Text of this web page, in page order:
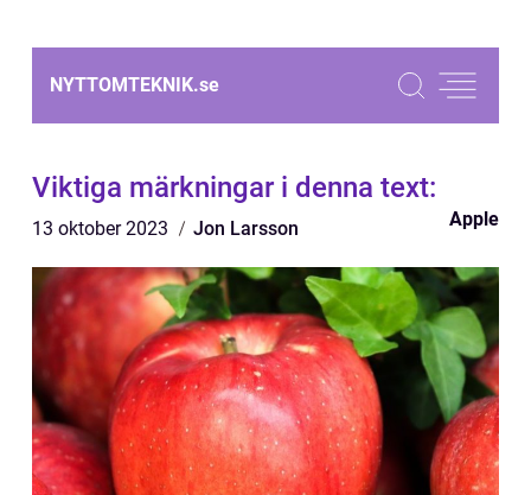
NYTTOMTEKNIK.se
Viktiga märkningar i denna text:
13 oktober 2023 Jon Larsson Apple